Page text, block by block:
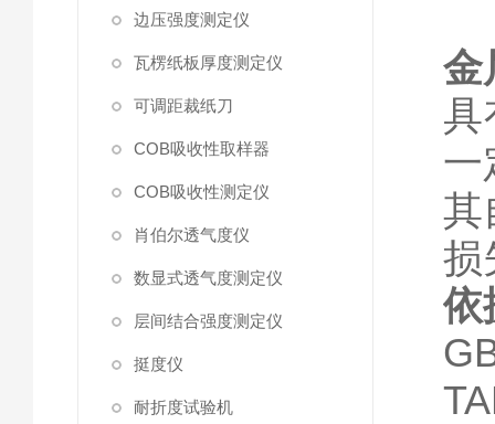
边压强度测定仪
瓦楞纸板厚度测定仪
可调距裁纸刀
COB吸收性取样器
COB吸收性测定仪
肖伯尔透气度仪
数显式透气度测定仪
层间结合强度测定仪
挺度仪
耐折度试验机
金
具
一
其
损
依